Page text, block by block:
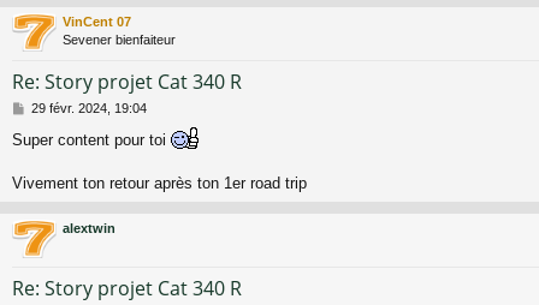
VinCent 07
Sevener bienfaiteur
Re: Story projet Cat 340 R
M
s
a
29 févr. 2024, 19:04
Super content pour toi
Vivement ton retour après ton 1er road trip
alextwin
Re: Story projet Cat 340 R